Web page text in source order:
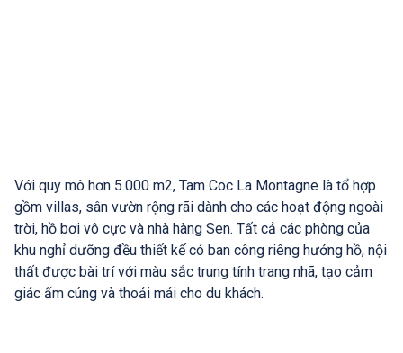
Với quy mô hơn 5.000 m2, Tam Coc La Montagne là tổ hợp
gồm villas, sân vườn rộng rãi dành cho các hoạt động ngoài
trời, hồ bơi vô cực và nhà hàng Sen. Tất cả các phòng của
khu nghỉ dưỡng đều thiết kế có ban công riêng hướng hồ, nội
thất được bài trí với màu sắc trung tính trang nhã, tạo cảm
giác ấm cúng và thoải mái cho du khách.